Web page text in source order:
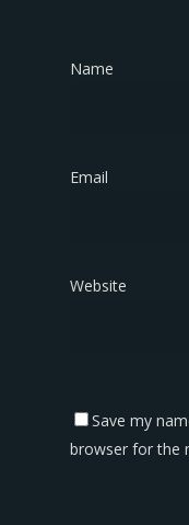
Name
Email
Website
Save my
browser for the